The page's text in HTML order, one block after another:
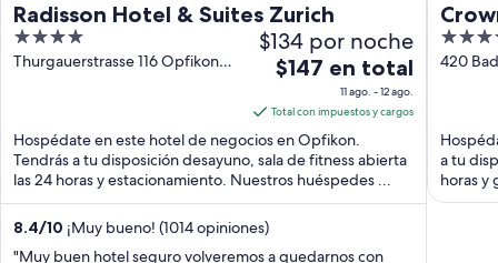
Radisson Hotel & Suites Zurich
4
out
Thurgauerstrasse 116 Opfikon
$134 por noche
El
es
de
$147
en
total
noche
$147 en total
11 ago. - 12 ago.
Total con impuestos y cargos
Hospédate en este hotel de negocios en Opfikon.
Tendrás a tu disposición desayuno, sala de fitness abierta
las 24 horas y estacionamiento. Nuestros huéspedes ...
8.4/10 ¡Muy bueno! (1014 opiniones)
"Muy buen hotel seguro volveremos a quedarnos con
4
out
420
a tu
horas y